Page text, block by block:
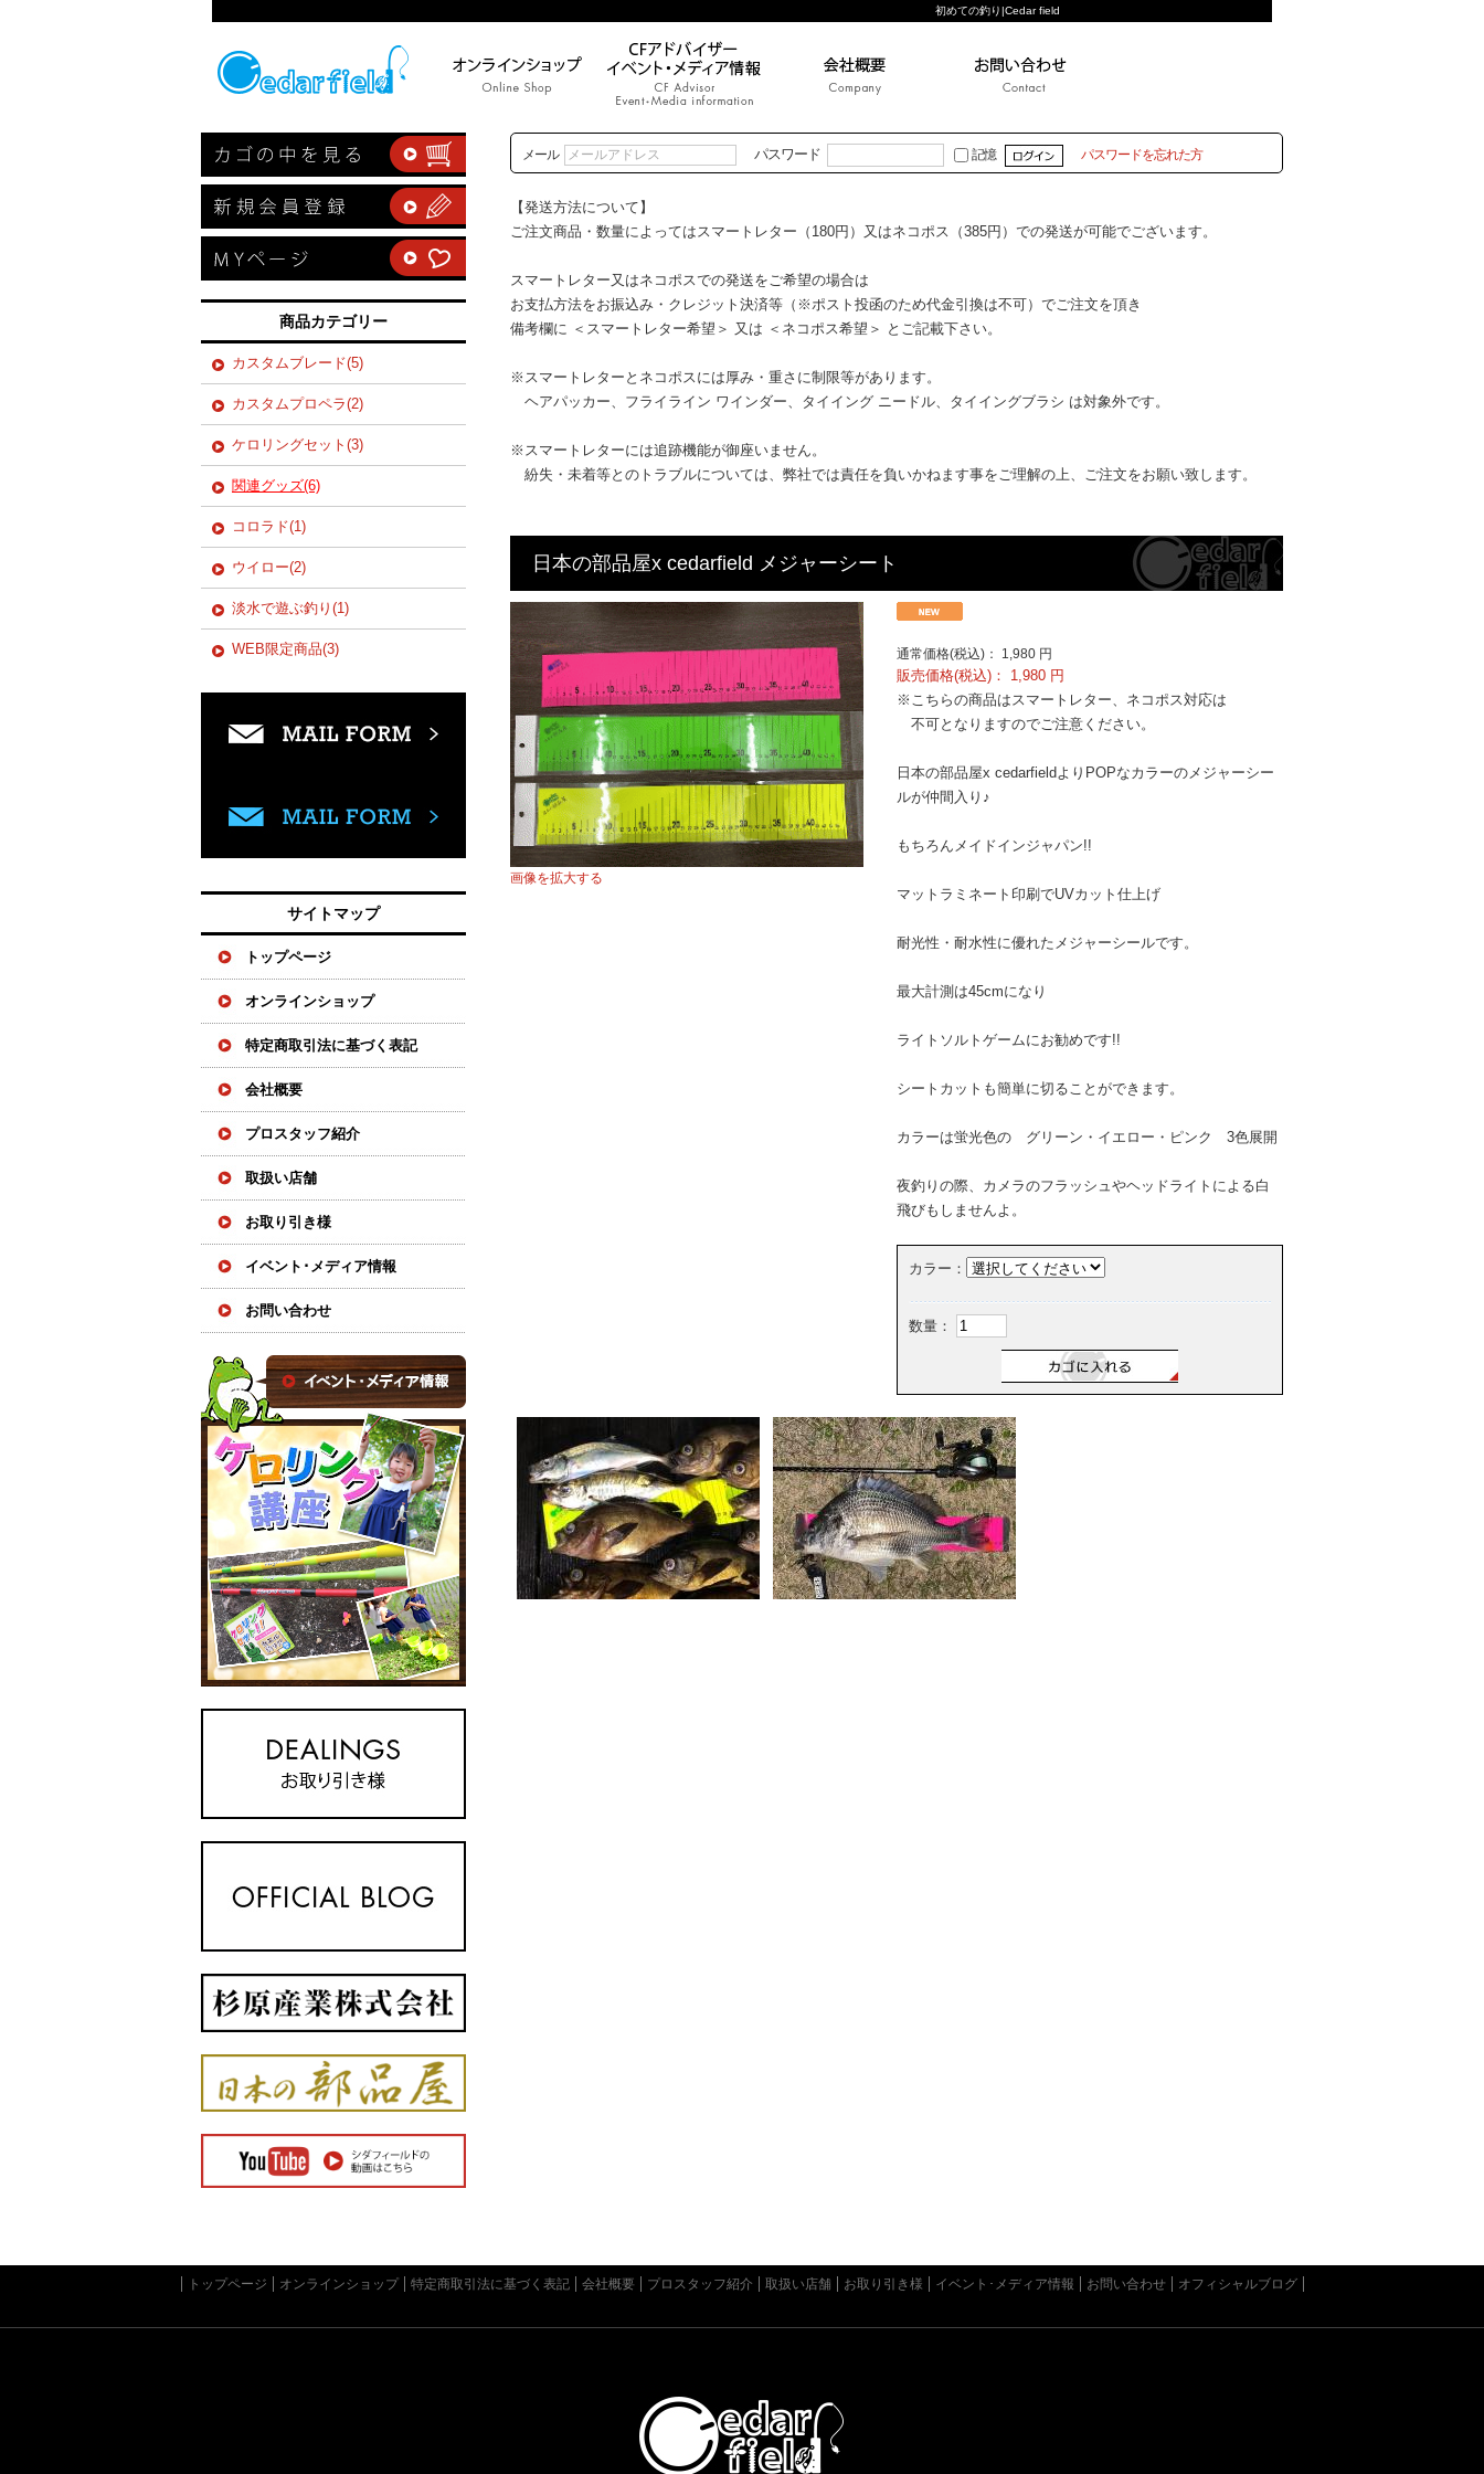
初めての釣り|Cedar field
商品カテゴリー
カスタムブレード(5)
カスタムプロペラ(2)
ケロリングセット(3)
関連グッズ(6)
コロラド(1)
ウイロー(2)
淡水で遊ぶ釣り(1)
WEB限定商品(3)
サイトマップ
トップページ
オンラインショップ
特定商取引法に基づく表記
会社概要
プロスタッフ紹介
取扱い店舗
お取り引き様
イベント･メディア情報
お問い合わせ
メール パスワード 記憶 パスワードを忘れた方
【発送方法について】
ご注文商品・数量によってはスマートレター（180円）又はネコポス（385円）での発送が可能でございます。
スマートレター又はネコポスでの発送をご希望の場合は
お支払方法をお振込み・クレジット決済等（※ポスト投函のため代金引換は不可）でご注文を頂き
備考欄に ＜スマートレター希望＞ 又は ＜ネコポス希望＞ とご記載下さい。
※スマートレターとネコポスには厚み・重さに制限等があります。
ヘアパッカー、フライライン ワインダー、タイイング ニードル、タイイングブラシ は対象外です。
※スマートレターには追跡機能が御座いません。
紛失・未着等とのトラブルについては、弊社では責任を負いかねます事をご理解の上、ご注文をお願い致します。
日本の部品屋x cedarfield メジャーシート
画像を拡大する
通常価格(税込)： 1,980 円
販売価格(税込)： 1,980 円
※こちらの商品はスマートレター、ネコポス対応は
不可となりますのでご注意ください。
日本の部品屋x cedarfieldよりPOPなカラーのメジャーシー
ルが仲間入り♪
もちろんメイドインジャパン!!
マットラミネート印刷でUVカット仕上げ
耐光性・耐水性に優れたメジャーシールです。
最大計測は45cmになり
ライトソルトゲームにお勧めです!!
シートカットも簡単に切ることができます。
カラーは蛍光色の グリーン・イエロー・ピンク 3色展開
夜釣りの際、カメラのフラッシュやヘッドライトによる白
飛びもしませんよ。
カラー：
数量：
トップページ オンラインショップ 特定商取引法に基づく表記 会社概要 プロスタッフ紹介 取扱い店舗 お取り引き様 イベント･メディア情報 お問い合わせ オフィシャルブログ